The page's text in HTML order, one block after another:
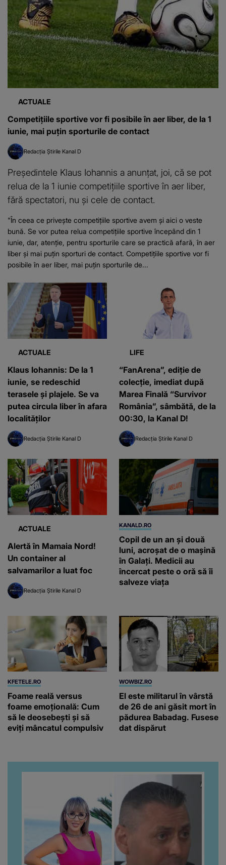
ACTUALE
Competiţiile sportive vor fi posibile în aer liber, de la 1
iunie, mai puţin sporturile de contact
Redacția Știrile Kanal D
Preşedintele Klaus Iohannis a anunţat, joi, că se pot
relua de la 1 iunie competiţiile sportive în aer liber,
fără spectatori, nu şi cele de contact.
"În ceea ce priveşte competiţiile sportive avem şi aici o veste
bună. Se vor putea relua competiţiile sportive începând din 1
iunie, dar, atenţie, pentru sporturile care se practică afară, în aer
liber şi mai puţin sporturi de contact. Competiţiile sportive vor fi
posibile în aer liber, mai puţin sporturile de...
ACTUALE
Klaus Iohannis: De la 1
iunie, se redeschid
terasele și plajele. Se va
putea circula liber în afara
localităţilor
Redacția Știrile Kanal D
LIFE
“FanArena”, ediție de
colecție, imediat după
Marea Finală “Survivor
România”, sâmbătă, de la
00:30, la Kanal D!
Redacția Știrile Kanal D
ACTUALE
Alertă în Mamaia Nord!
Un container al
salvamarilor a luat foc
Redacția Știrile Kanal D
KANALD.RO
Copil de un an și două
luni, acroșat de o mașină
în Galați. Medicii au
încercat peste o oră să îi
salveze viața
KFETELE.RO
Foame reală versus
foame emoțională: Cum
să le deosebești și să
eviți mâncatul compulsiv
WOWBIZ.RO
El este militarul în vârstă
de 26 de ani găsit mort în
pădurea Babadag. Fusese
dat dispărut